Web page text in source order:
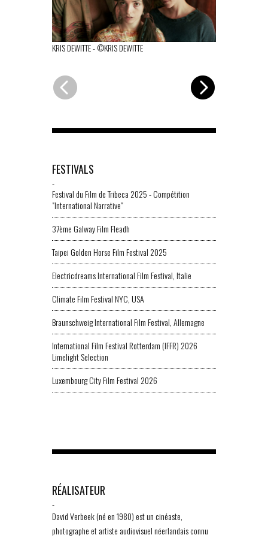
KRIS DEWITTE-©KRIS DEWITTE
FESTIVALS
-
Festival du Film de Tribeca 2025 - Compétition
"International Narrative"
37ème Galway Film Fleadh
Taipei Golden Horse Film Festival 2025
Electricdreams International Film Festival, Italie
Climate Film Festival NYC, USA
Braunschweig International Film Festival, Allemagne
International Film Festival Rotterdam (IFFR) 2026
Limelight Selection
Luxembourg City Film Festival 2026
RÉALISATEUR
-
David Verbeek (né en 1980) est un cinéaste,
photographe et artiste audiovisuel néerlandais connu